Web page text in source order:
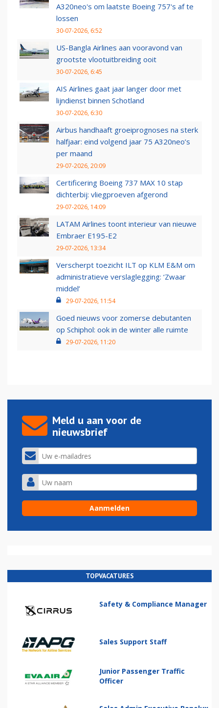
A320neo's om laatste Boeing 757's af te
lossen
30-07-2026, 6:52
US-Bangla Airlines aan vooravond van
grootste vlootuitbreiding ooit
30-07-2026, 6:45
AIS Airlines gaat jaar langer door met
lijndienst binnen Schotland
30-07-2026, 6:30
Airbus handhaaft groeiprognoses na sterk
halfjaar: eind volgend jaar 75 A320neo’s
per maand
29-07-2026, 20:09
Certificering Boeing 737 MAX 10 stap
dichterbij: vliegproeven afgerond
29-07-2026, 14:09
LATAM Airlines toont interieur van nieuwe
Embraer E195-E2
29-07-2026, 13:34
Verscherpt toezicht ILT op KLM E&M om
administratieve verslaglegging: ‘Zwaar
middel’
29-07-2026, 11:54
Goed nieuws voor zomerse debutanten
op Schiphol: ook in de winter alle ruimte
29-07-2026, 11:20
Meld u aan voor de
nieuwsbrief
TOPVACATURES
Safety & Compliance Manager
Sales Support Staff
Junior Passenger Traffic
Officer